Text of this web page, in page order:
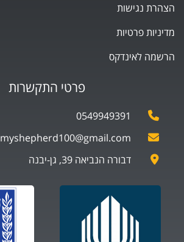
פרטי התקשרות
0549949391
myshepherd100@gmail.com
דבורה הנביאה 39, גן-יבנה
הצהרת נגישות
מדיניות פרטיות
הרשמה לאינדקס